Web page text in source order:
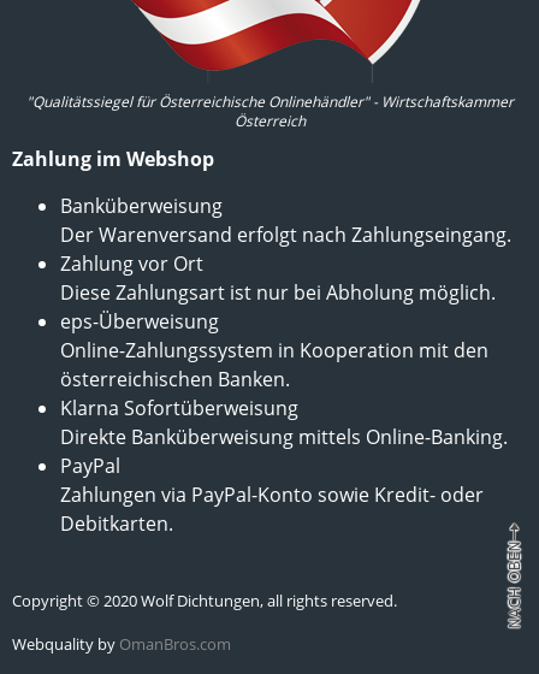
"Qualitätssiegel für Österreichische Onlinehändler" - Wirtschaftskammer
Österreich
Zahlung im Webshop
Banküberweisung
Der Warenversand erfolgt nach Zahlungseingang.
Zahlung vor Ort
Diese Zahlungsart ist nur bei Abholung möglich.
eps-Überweisung
Online-Zahlungssystem in Kooperation mit den
österreichischen Banken.
Klarna Sofortüberweisung
Direkte Banküberweisung mittels Online-Banking.
PayPal
Zahlungen via PayPal-Konto sowie Kredit- oder
Debitkarten.
Copyright © 2020 Wolf Dichtungen, all rights reserved.
Webquality by OmanBros.com